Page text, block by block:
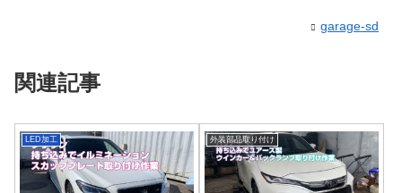
garage-sd
関連記事
LED加工 外装部品取り付け